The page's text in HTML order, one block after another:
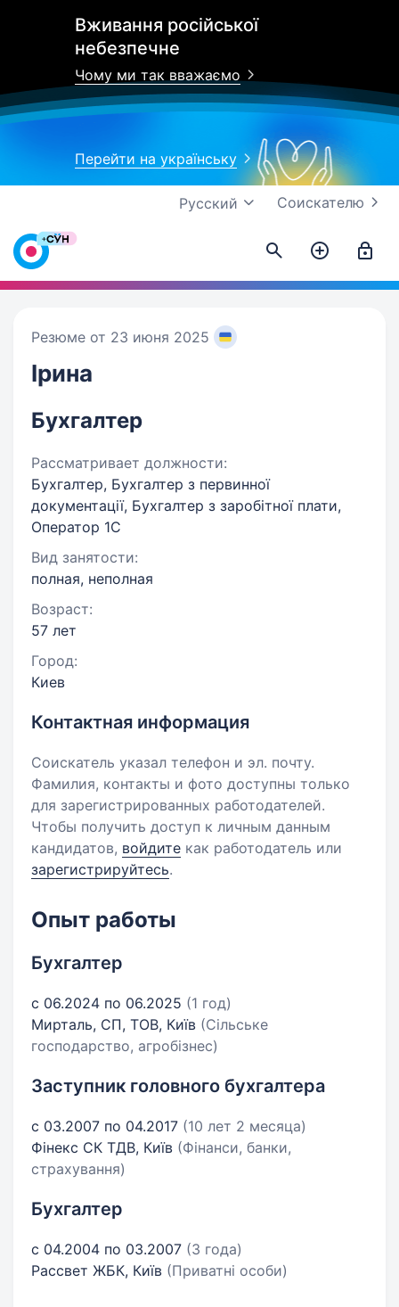
Вживання російської
небезпечне
Чому ми так вважаємо
Перейти на українську
Соискателю
Русский
Резюме от 23 июня 2025
Ірина
Бухгалтер
Рассматривает должности:
Бухгалтер, Бухгалтер з первинної
документації, Бухгалтер з заробітної плати,
Оператор 1C
Вид занятости:
полная, неполная
Возраст:
57 лет
Город:
Киев
Контактная информация
Соискатель указал телефон и эл. почту.
Фамилия, контакты и фото доступны только
для зарегистрированных работодателей.
Чтобы получить доступ к личным данным
кандидатов, войдите как работодатель или
зарегистрируйтесь.
Опыт работы
Бухгалтер
с 06.2024 по 06.2025 (1 год)
Мирталь, СП, ТОВ, Київ (Сільське
господарство, агробізнес)
Заступник головного бухгалтера
с 03.2007 по 04.2017 (10 лет 2 месяца)
Фінекс СК ТДВ, Київ (Фінанси, банки,
страхування)
Бухгалтер
с 04.2004 по 03.2007 (3 года)
Рассвет ЖБК, Київ (Приватні особи)